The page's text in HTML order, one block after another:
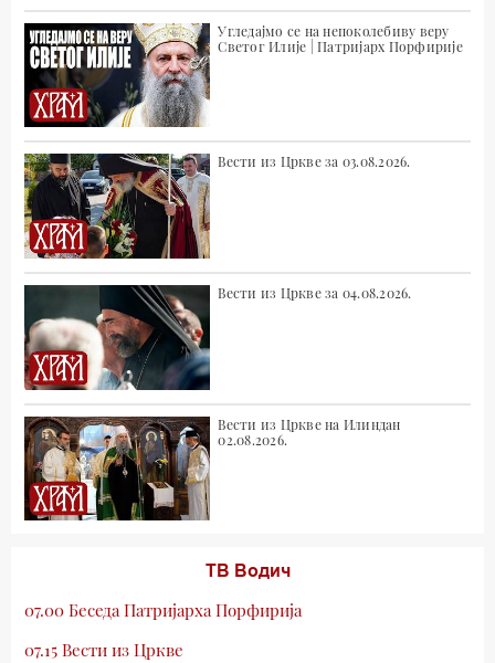
Угледајмо се на непоколебиву веру
Светог Илије | Патријарх Порфирије
Вести из Цркве за 03.08.2026.
Вести из Цркве за 04.08.2026.
Вести из Цркве на Илиндан
02.08.2026.
ТВ Водич
07.00 Беседа Патријарха Порфирија
07.15 Вести из Цркве